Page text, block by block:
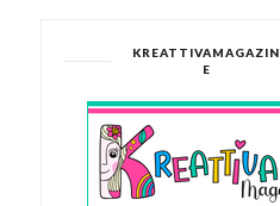
KREATTIVAMAGAZIN
E